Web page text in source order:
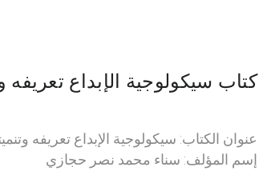
كتاب سيكولوجية الإبداع تعريفه
عنوان الكتاب: سيكولوجية الإبداع تعريفه
إسم المؤلف: سناء محمد نصر حجازي